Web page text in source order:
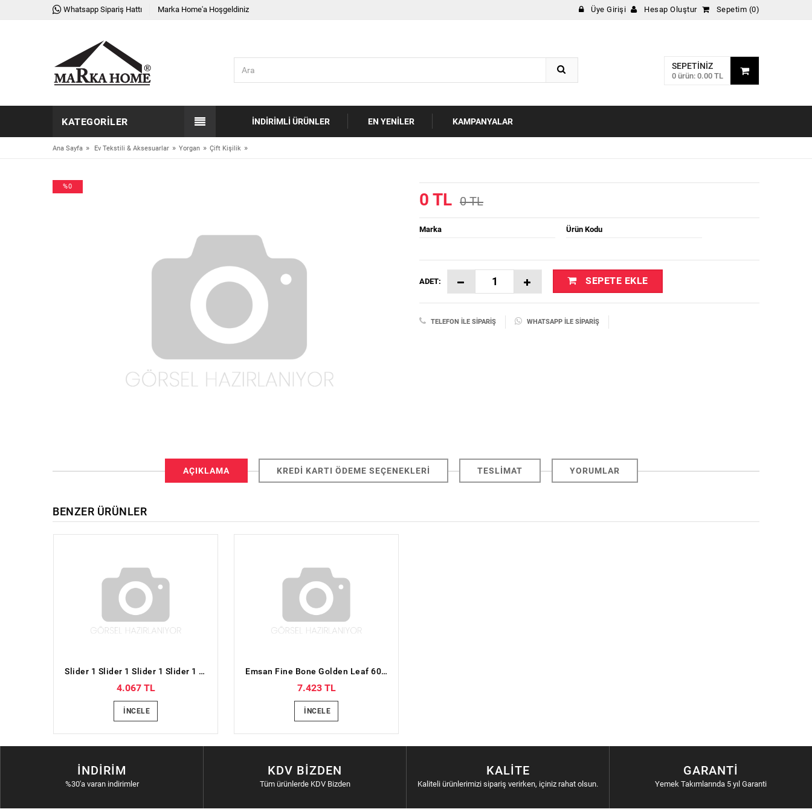
Whatsapp Sipariş Hattı Marka Home'a Hoşgeldiniz Üye Girişi Hesap Oluştur Sepetim (0)
SEPETINIZ
0 ürün: 0.00 TL
KATEGORILER İNDIRIMLI ÜRÜNLER EN YENILER KAMPANYALAR
Ana Sayfa » Ev Tekstili & Aksesuarlar » Yorgan » Çift Kişilik »
%0
0 TL 0 TL
Ürün Kodu
Marka
ADET: SEPETE EKLE
TELEFON İLE SIPARIŞ WHATSAPP İLE SIPARIŞ
AÇIKLAMA KREDI KARTI ÖDEME SEÇENEKLERI TESLIMAT YORUMLAR
BENZER ÜRÜNLER
Slider 1 Slider 1 Slider 1 Slider 1 Slider 1 Slider 1 Slider 1 Slider 1 ÖncekiSonraki Emsan New Bone Yeni Anderson 60 Parça 12 Kişilik Yemek Takımı
4.067 TL
İNCELE
Emsan Fine Bone Golden Leaf 60 Parça 12 Kişilik Yemek Takımı Gold
7.423 TL
İNCELE
İNDIRIM
%30'a varan indirimler
KDV BIZDEN
Tüm ürünlerde KDV Bizden
KALITE
Kaliteli ürünlerimizi sipariş verirken, içiniz rahat olsun.
GARANTI
Yemek Takımlarında 5 yıl Garanti